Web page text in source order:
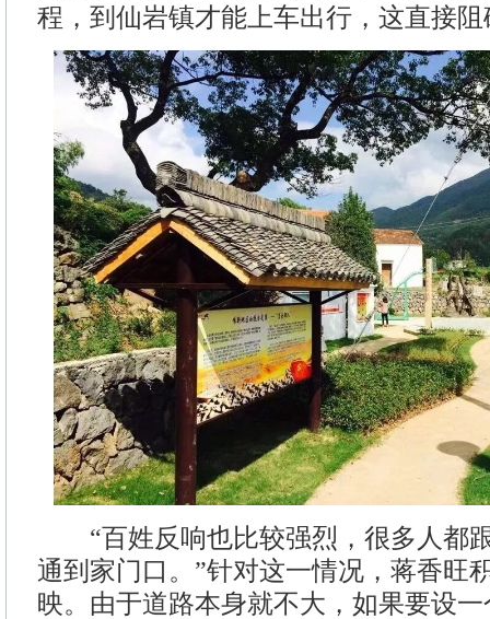
程，到仙岩镇才能上车出行，这直接
“百姓反响也比较强烈，很多人都
通到家门口。”针对这一情况，蒋香旺
映。由于道路本身就不大，如果要设